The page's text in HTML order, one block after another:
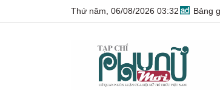
Thứ năm, 06/08/2026 03:32 Bảng